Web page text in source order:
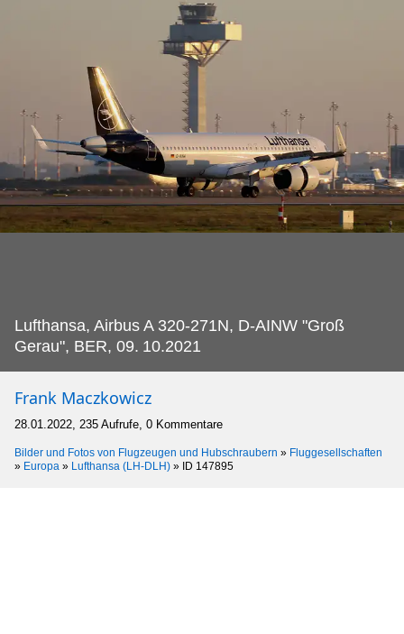
Lufthansa, Airbus A 320-271N, D-AINW "Groß
Gerau", BER, 09. 10.2021
Frank Maczkowicz
28.01.2022, 235 Aufrufe, 0 Kommentare
Bilder und Fotos von Flugzeugen und Hubschraubern » Fluggesellschaften
» Europa » Lufthansa (LH-DLH) » ID 147895